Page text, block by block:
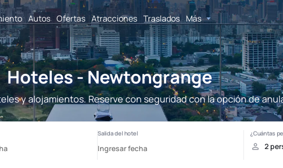
Autos Ofertas Atracciones Traslados Más
Hoteles - Newtongrange
y alojamientos. Reserve con seguridad con la opción de